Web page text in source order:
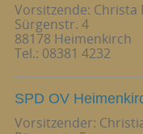
Vorsitzende: Christa
Sürgenstr. 4
88178 Heimenkirch
Tel.: 08381 4232
SPD OV
Vorsitzender: